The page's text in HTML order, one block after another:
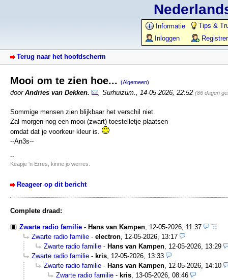
Informatie
Tips &
Inloggen
Terug naar het hoofdscherm
Mooi om te zien hoe... (Algemeen)
door Andries van Dekken. Surhuizum. 14-05-2026, 22:52 (86 dagen
Sommige mensen zien blijkbaar het verschil niet.
Zal morgen nog een mooi (zwart) toestelletje plaatsen
omdat dat je voorkeur kleur is.
--An3s--
--
Keapje 'n Erres, kinne jo werres.
Reageer op dit bericht
Complete draad:
Zwarte radio familie - Hans van Kampen, 12-05-2026, 11:37
Zwarte radio familie - electron, 12-05-2026, 13:17
Zwarte radio familie - Hans van Kampen, 12-05-2026, 13:29
Zwarte radio familie - kris, 12-05-2026, 13:33
Zwarte radio familie - Hans van Kampen, 12-05-2026, 14:10
Zwarte radio familie - kris, 13-05-2026, 08:46